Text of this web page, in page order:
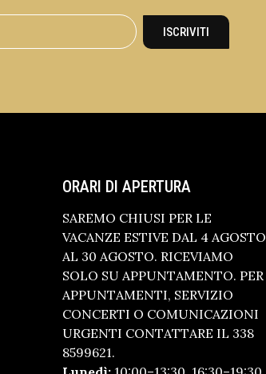
ISCRIVITI
ORARI DI APERTURA
SAREMO CHIUSI PER LE
VACANZE ESTIVE DAL 4 AGOSTO
AL 30 AGOSTO. RICEVIAMO
SOLO SU APPUNTAMENTO. PER
APPUNTAMENTI, SERVIZIO
CONCERTI O COMUNICAZIONI
URGENTI CONTATTARE IL 338
8599621.